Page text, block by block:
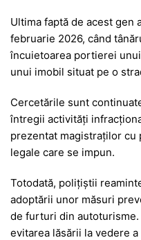
Ultima faptă de acest gen
februarie 2026, când
încuietoarea portierei
unui imobil situat pe o
Cercetările sunt
întregii activități
prezentat magistraților
legale care se impun.
Totodată, polițiștii
adoptării unor măsuri
de furturi din
evitarea lăsării la vedere